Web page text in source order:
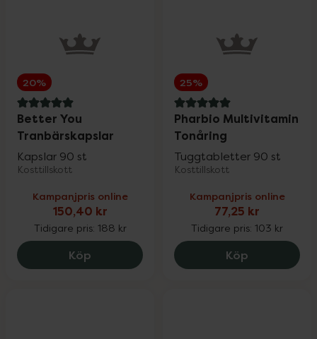
20%
5 av 5 i omdöme
Better You
Tranbärskapslar
Kapslar 90 st
Kosttillskott
Kampanjpris online
150,40 kr
Tidigare pris: 188 kr
Köp Better You Tranbärskapslar, 150.4 kr.
25%
5 av 5 i omdöme
Pharbio Multivitamin
Tonåring
Tuggtabletter 90 st
Kosttillskott
Kampanjpris online
77,25 kr
Tidigare pris: 103 kr
Köp Pharbio